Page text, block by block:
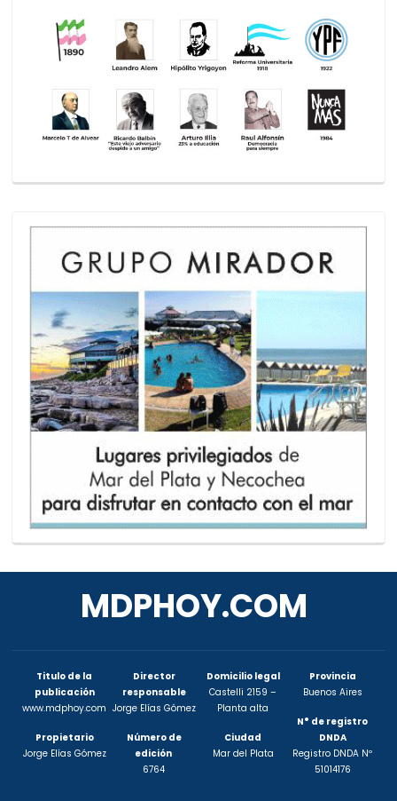
MDPHOY.COM
Titulo de la
publicación
www.mdphoy.com
Propietario
Jorge Elías Gómez
Director
responsable
Jorge Elías Gómez
Número de
edición
6764
Domicilio legal
Castelli 2159 –
Planta alta
Ciudad
Mar del Plata
Provincia
Buenos Aires
N° de registro
DNDA
Registro DNDA Nº
51014176